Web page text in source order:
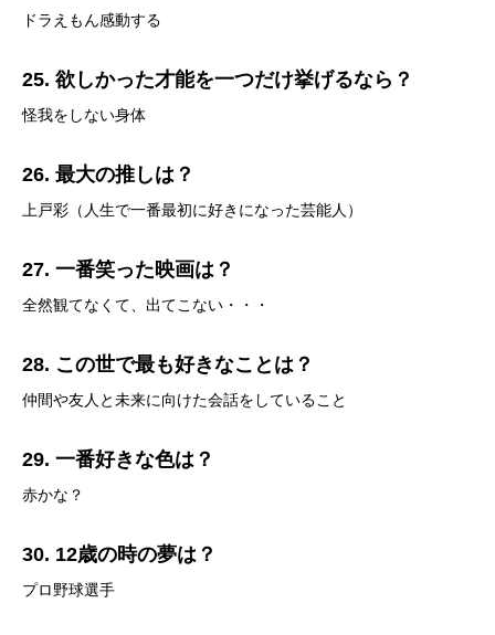
ドラえもん感動する
25. 欲しかった才能を一つだけ挙げるなら？
怪我をしない身体
26. 最大の推しは？
上戸彩（人生で一番最初に好きになった芸能人）
27. 一番笑った映画は？
全然観てなくて、出てこない・・・
28. この世で最も好きなことは？
仲間や友人と未来に向けた会話をしていること
29. 一番好きな色は？
赤かな？
30. 12歳の時の夢は？
プロ野球選手